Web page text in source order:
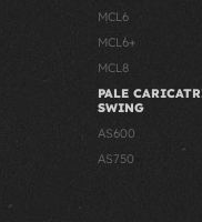
MCL6
MCL6+
MCL8
PALE
SWING
AS600
AS750